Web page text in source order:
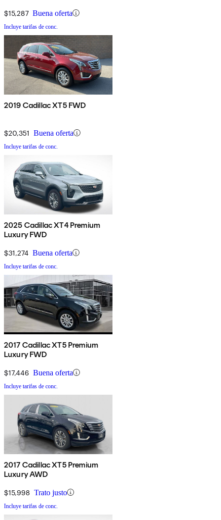
$15,287 Buena oferta
Incluye tarifas de conc.
2019 Cadillac XT5 FWD
$20,351 Buena oferta
Incluye tarifas de conc.
2025 Cadillac XT4 Premium
Luxury FWD
$31,274 Buena oferta
Incluye tarifas de conc.
2017 Cadillac XT5 Premium
Luxury FWD
$17,446 Buena oferta
Incluye tarifas de conc.
2017 Cadillac XT5 Premium
Luxury AWD
$15,998 Trato justo
Incluye tarifas de conc.